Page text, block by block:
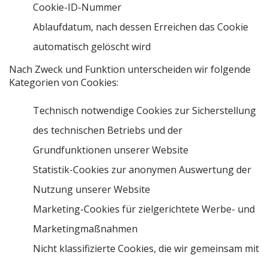
Cookie-ID-Nummer
Ablaufdatum, nach dessen Erreichen das Cookie
automatisch gelöscht wird
Nach Zweck und Funktion unterscheiden wir folgende
Kategorien von Cookies:
Technisch notwendige Cookies zur Sicherstellung
des technischen Betriebs und der
Grundfunktionen unserer Website
Statistik-Cookies zur anonymen Auswertung der
Nutzung unserer Website
Marketing-Cookies für zielgerichtete Werbe- und
Marketingmaßnahmen
Nicht klassifizierte Cookies, die wir gemeinsam mit